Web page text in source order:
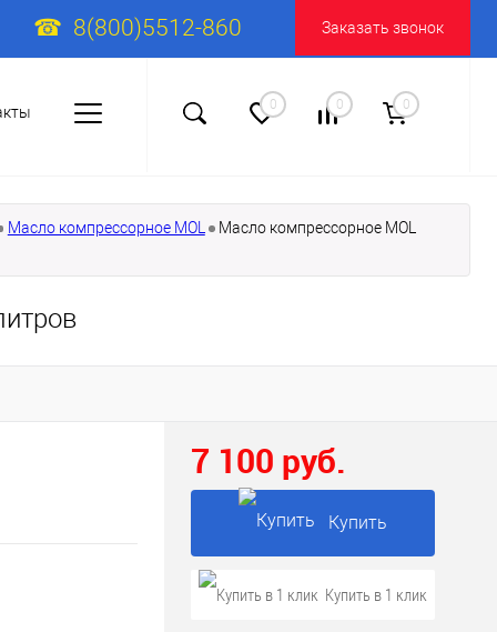
8(800)5512-860 Заказать звонок
0 0 0
Масло компрессорное MOL Масло компрессорное MOL
7 100 руб.
Купить
Купить в 1 клик